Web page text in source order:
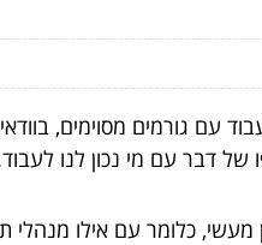
עם גורמים מסוימים,
של דבר עם מי נכון לנו
מעשי, כלומר עם אילו